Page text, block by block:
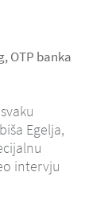
OTP banka
Egelja,
intervju